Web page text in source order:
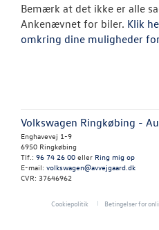
Bemærk at det ikke er alle
Ankenævnet for biler. Klik
omkring dine muligheder
Volkswagen Ringkøbing -
Enghavevej 1-9
6950 Ringkøbing
Tlf.: 96 74 26 00 eller Ring mig op
E-mail: volkswagen@avvejgaard.dk
CVR: 37646962
Cookiepolitik Betingelser for